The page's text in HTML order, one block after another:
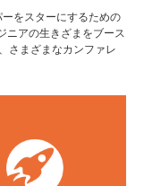
をスターにするための
ニアの生きざまをブース
さまざまなカンファレ